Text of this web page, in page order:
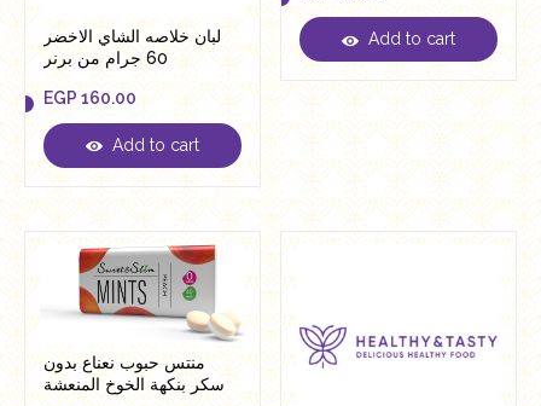
لبان خلاصه الشاي الاخضر
60 جرام من برنر
EGP 160.00
EGP 160.00
Add to cart
EGP 70.00Add to cart
منتس حبوب نعناع بدون
سكر بنكهة الخوخ المنعشة